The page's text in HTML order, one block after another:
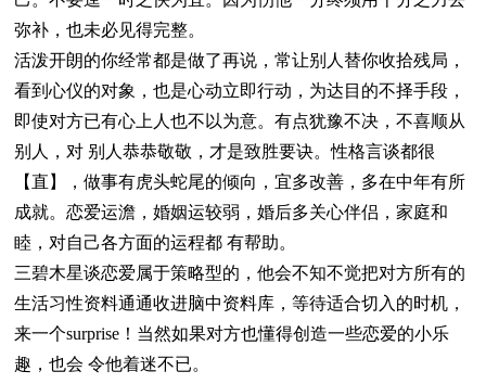
弥补，也未必见得完整。
活泼开朗的你经常都是做了再说，常让别人替你收拾残局，
看到心仪的对象，也是心动立即行动，为达目的不择手段，
即使对方已有心上人也不以为意。有点犹豫不决，不喜顺从
别人，对 别人恭恭敬敬，才是致胜要诀。性格言谈都很
【直】，做事有虎头蛇尾的倾向，宜多改善，多在中年有所
成就。恋爱运澹，婚姻运较弱，婚后多关心伴侣，家庭和
睦，对自己各方面的运程都 有帮助。
三碧木星谈恋爱属于策略型的，他会不知不觉把对方所有的
生活习性资料通通收进脑中资料库，等待适合切入的时机，
来一个surprise！当然如果对方也懂得创造一些恋爱的小乐
趣，也会 令他着迷不已。